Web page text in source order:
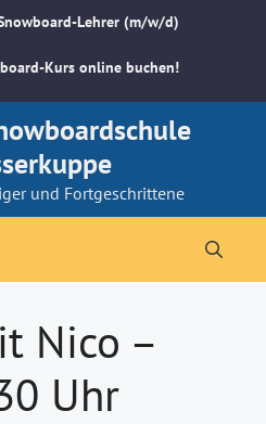
Lehrer (m/w/d)
Kurs online buchen!
und Fortgeschrittene
Nico –
Uhr